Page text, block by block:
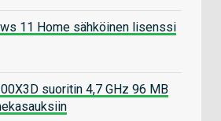
11 Home sähköinen lisenssi
suoritin 4,7 GHz 96 MB